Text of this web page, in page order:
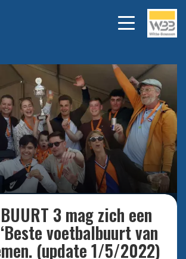
Bekijk alle foto's
3 mag zich een
voetbalbuurt van
(update 1/5/2022)